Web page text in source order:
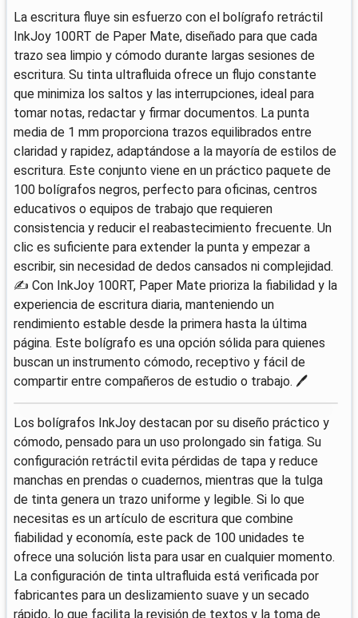
La escritura fluye sin esfuerzo con el bolígrafo retráctil
InkJoy 100RT de Paper Mate, diseñado para que cada
trazo sea limpio y cómodo durante largas sesiones de
escritura. Su tinta ultrafluida ofrece un flujo constante
que minimiza los saltos y las interrupciones, ideal para
tomar notas, redactar y firmar documentos. La punta
media de 1 mm proporciona trazos equilibrados entre
claridad y rapidez, adaptándose a la mayoría de estilos de
escritura. Este conjunto viene en un práctico paquete de
100 bolígrafos negros, perfecto para oficinas, centros
educativos o equipos de trabajo que requieren
consistencia y reducir el reabastecimiento frecuente. Un
clic es suficiente para extender la punta y empezar a
escribir, sin necesidad de dedos cansados ni complejidad.
✍️ Con InkJoy 100RT, Paper Mate prioriza la fiabilidad y la
experiencia de escritura diaria, manteniendo un
rendimiento estable desde la primera hasta la última
página. Este bolígrafo es una opción sólida para quienes
buscan un instrumento cómodo, receptivo y fácil de
compartir entre compañeros de estudio o trabajo. 🖊️
Los bolígrafos InkJoy destacan por su diseño práctico y
cómodo, pensado para un uso prolongado sin fatiga. Su
configuración retráctil evita pérdidas de tapa y reduce
manchas en prendas o cuadernos, mientras que la tulga
de tinta genera un trazo uniforme y legible. Si lo que
necesitas es un artículo de escritura que combine
fiabilidad y economía, este pack de 100 unidades te
ofrece una solución lista para usar en cualquier momento.
La configuración de tinta ultrafluida está verificada por
fabricantes para un deslizamiento suave y un secado
rápido, lo que facilita la revisión de textos y la toma de